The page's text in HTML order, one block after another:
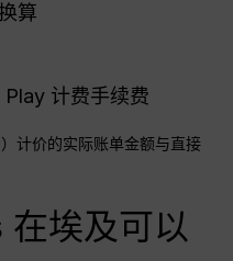
算
计费手续费
计价的实际账单金额与直接
埃及可以